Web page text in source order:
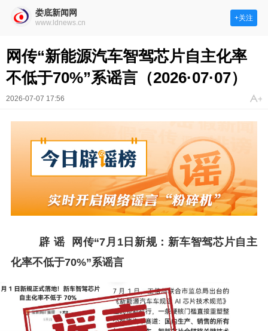
娄底新闻网
www.ldnews.cn
+关注
网传“新能源汽车智驾芯片自主化率
不低于70%”系谣言（2026·07·07）
2026-07-07 17:56
辟 谣
网传“7月1日新规：新车智驾芯片自主
化率不低于70%”系谣言